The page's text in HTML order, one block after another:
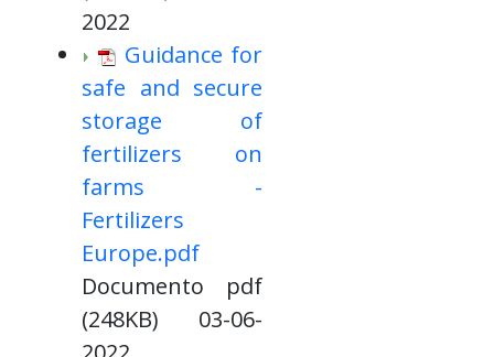
2022
Guidance for
safe and secure
storage of
fertilizers on
farms -
Fertilizers
Europe.pdf
Documento pdf
(248KB) 03-06-